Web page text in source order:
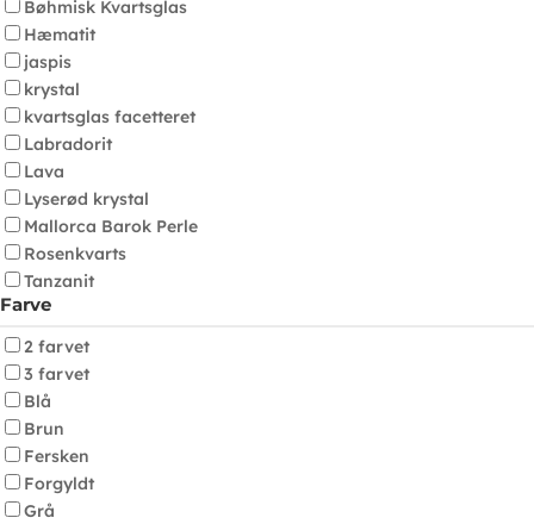
Bøhmisk Kvartsglas
Hæmatit
jaspis
krystal
kvartsglas facetteret
Labradorit
Lava
Lyserød krystal
Mallorca Barok Perle
Rosenkvarts
Tanzanit
Farve
2 farvet
3 farvet
Blå
Brun
Fersken
Forgyldt
Grå